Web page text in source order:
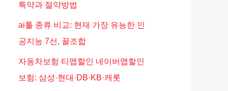
특약과 절약방법
ai툴 종류 비교: 현재 가장 유능한 인
공지능 7선, 꿀조합
자동차보험 티맵할인 네이버맵할인
보험: 삼성·현대·DB·KB·캐롯